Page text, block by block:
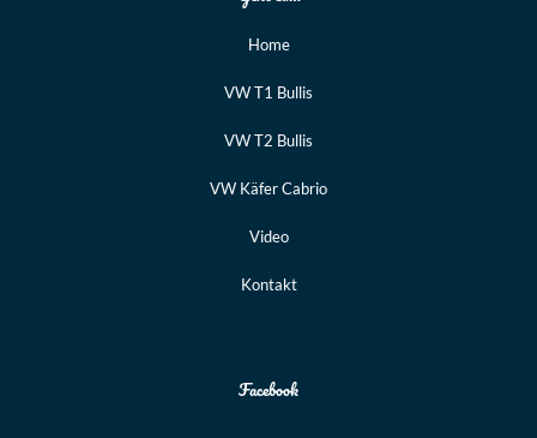
Home
VW T1 Bullis
VW T2 Bullis
VW Käfer Cabrio
Video
Kontakt
Facebook